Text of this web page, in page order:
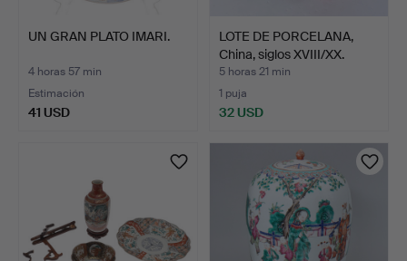
UN GRAN PLATO IMARI.
4 horas 57 min
Estimación
41 USD
LOTE DE PORCELANA,
China, siglos XVIII/XX.
5 horas 21 min
1 puja
32 USD